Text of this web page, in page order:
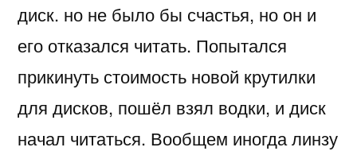
диск. но не было бы счастья, но он и
его отказался читать. Попытался
прикинуть стоимость новой крутилки
для дисков, пошёл взял водки, и диск
начал читаться. Вообщем иногда линзу